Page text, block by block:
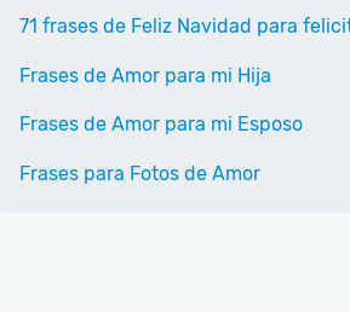
71 frases de Feliz Navidad para
Frases de Amor para mi Hija
Frases de Amor para mi Esposo
Frases para Fotos de Amor